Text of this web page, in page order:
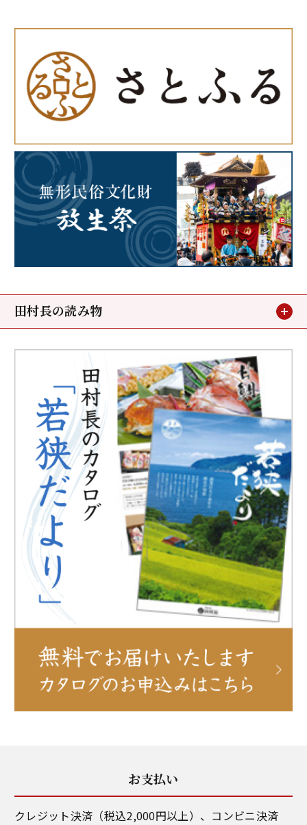
田村長の読み物
お客様の声
メディア掲載
鯖街道ウォーキング
お支払い
クレジット決済（税込2,000円以上）、コンビニ決済